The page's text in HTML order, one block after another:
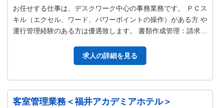
お任せする仕事は、デスクワーク中心の事務業務です。 ＰＣス
キル（エクセル、ワード、パワーポイントの操作）がある方 や
運行管理経験のある方は優遇致します。 書類作成管理：請求書
求人の詳細を見る
客室管理業務＜福井アカデミアホテル＞